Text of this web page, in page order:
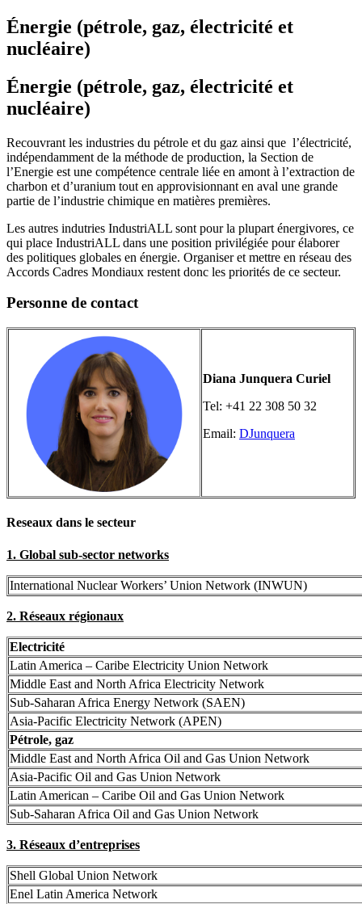
Énergie (pétrole, gaz, électricité et
nucléaire)
Énergie (pétrole, gaz, électricité et
nucléaire)
Recouvrant les industries du pétrole et du gaz ainsi que l’électricité,
indépendamment de la méthode de production, la Section de
l’Energie est une compétence centrale liée en amont à l’extraction de
charbon et d’uranium tout en approvisionnant en aval une grande
partie de l’industrie chimique en matières premières.
Les autres indutries IndustriALL sont pour la plupart énergivores, ce
qui place IndustriALL dans une position privilégiée pour élaborer
des politiques globales en énergie. Organiser et mettre en réseau des
Accords Cadres Mondiaux restent donc les priorités de ce secteur.
Personne de contact
Diana Junquera Curiel
Tel: +41 22 308 50 32
Email: DJunquera
Reseaux dans le secteur
1. Global sub-sector networks
International Nuclear Workers’ Union Network (INWUN)
2. Réseaux régionaux
Electricité
Latin America – Caribe Electricity Union Network
Middle East and North Africa Electricity Network
Sub-Saharan Africa Energy Network (SAEN)
Asia-Pacific Electricity Network (APEN)
Pétrole, gaz
Middle East and North Africa Oil and Gas Union Network
Asia-Pacific Oil and Gas Union Network
Latin American – Caribe Oil and Gas Union Network
Sub-Saharan Africa Oil and Gas Union Network
3. Réseaux d’entreprises
Shell Global Union Network
Enel Latin America Network